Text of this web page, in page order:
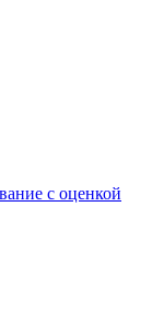
с оценкой